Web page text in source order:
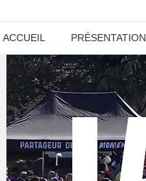
ACCUEIL PRÉSENTATION